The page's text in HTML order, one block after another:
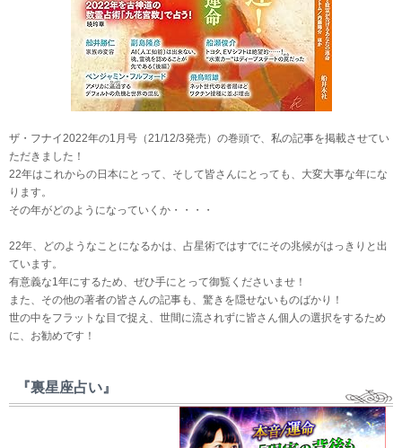
ザ・フナイ2022年の1月号（21/12/3発売）の巻頭で、私の記事を掲載させてい
ただきました！
22年はこれからの日本にとって、そして皆さんにとっても、大変大事な年にな
ります。
その年がどのようになっていくか・・・・
22年、どのようなことになるかは、占星術ではすでにその兆候がはっきりと出
ています。
有意義な1年にするため、ぜひ手にとって御覧くださいませ！
また、その他の著者の皆さんの記事も、驚きを隠せないものばかり！
世の中をフラットな目で捉え、世間に流されずに皆さん個人の選択をするため
に、お勧めです！
『裏星座占い』